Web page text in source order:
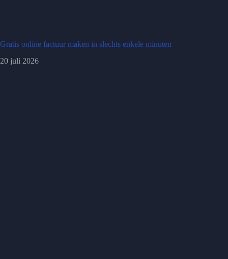
Gratis online factuur maken in slechts enkele minuten
20 juli 2026